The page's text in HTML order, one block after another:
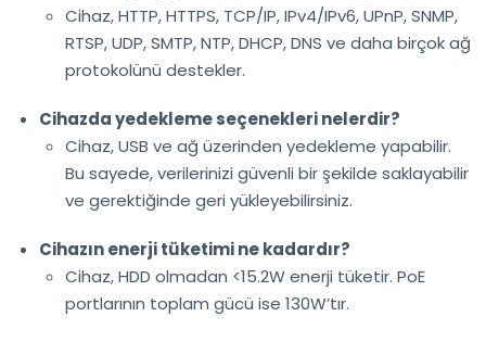
Cihaz, HTTP, HTTPS, TCP/IP, IPv4/IPv6, UPnP, SNMP,
RTSP, UDP, SMTP, NTP, DHCP, DNS ve daha birçok ağ
protokolünü destekler.
Cihazda yedekleme seçenekleri nelerdir?
Cihaz, USB ve ağ üzerinden yedekleme yapabilir.
Bu sayede, verilerinizi güvenli bir şekilde saklayabilir
ve gerektiğinde geri yükleyebilirsiniz.
Cihazın enerji tüketimi ne kadardır?
Cihaz, HDD olmadan <15.2W enerji tüketir. PoE
portlarının toplam gücü ise 130W’tır.